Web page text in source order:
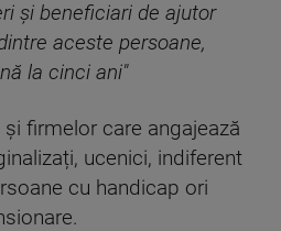
și beneficiari de ajutor
aceste persoane,
la cinci ani"
firmelor care angajează
ucenici, indiferent
cu handicap ori